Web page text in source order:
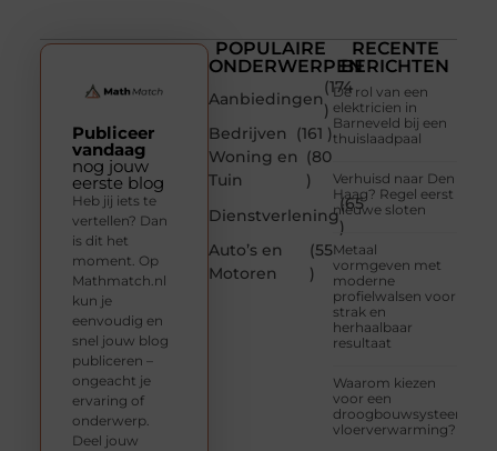
POPULAIRE
ONDERWERPEN
Aanbiedingen
(174
)
Bedrijven
(161 )
Woning en
Tuin
(80
)
Dienstverlening
(65
)
Auto’s en
Motoren
(55
)
RECENTE
BERICHTEN
De rol van een
elektricien in
Barneveld bij een
thuislaadpaal
Verhuisd naar Den
Haag? Regel eerst
nieuwe sloten
Metaal
vormgeven met
moderne
profielwalsen voor
strak en
herhaalbaar
resultaat
Waarom kiezen
voor een
droogbouwsysteem
vloerverwarming?
Publiceer
vandaag
nog jouw
eerste blog
Heb jij iets te
vertellen? Dan
is dit het
moment. Op
Mathmatch.nl
kun je
eenvoudig en
snel jouw blog
publiceren –
ongeacht je
ervaring of
onderwerp.
Deel jouw